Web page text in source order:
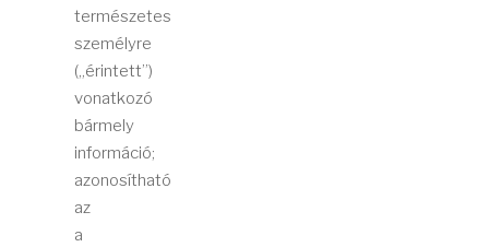
természetes
személyre
(„érintett”)
vonatkozó
bármely
információ;
azonosítható
az
a